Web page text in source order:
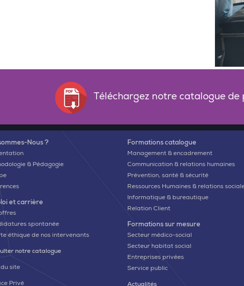
Téléchargez notre catalogue de
Nous ?
& Pédagogie
et carrière
spontanée
éthique de nos intervenants
notre catalogue
site
Privé
Formations catalogue
Management & encadrement
Communication & relations humaines
Prévention, santé & sécurité
Ressources Humaines & relations
Informatique & bureautique
Relation Client
Formations sur mesure
Secteur médico-social
Secteur habitat social
Entreprises privées
Service public
Actualités